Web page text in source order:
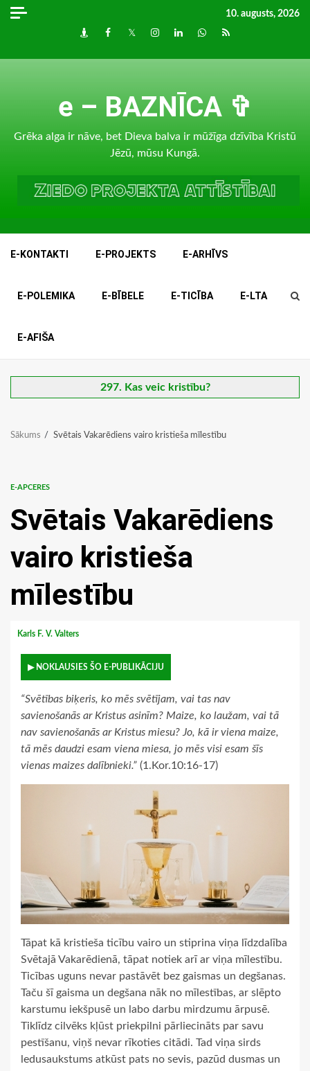
Skip
10. augusts, 2026
DraugiemFacebook
TwitterInstagram
LinkedInwhatsapp
RSS
e – BAZNĪCA ✞
Grēka alga ir nāve, bet Dieva balva ir mūžīga dzīvība Kristū
Jēzū, mūsu Kungā.
E-KONTAKTI E-PROJEKTS E-ARHĪVS
E-POLEMIKA E-BĪBELE E-TICĪBA E-LTA
E-AFIŠA
297. Kas veic kristību?
Sākums Svētais Vakarēdiens vairo kristieša mīlestību
E-APCERES
Svētais Vakarēdiens
vairo kristieša
mīlestību
Karls F. V. Valters
▶ NOKLAUSIES ŠO E-PUBLIKĀCIJU
“Svētības biķeris, ko mēs svētījam, vai tas nav
savienošanās ar Kristus asinīm? Maize, ko laužam, vai tā
nav savienošanās ar Kristus miesu? Jo, kā ir viena maize,
tā mēs daudzi esam viena miesa, jo mēs visi esam šīs
vienas maizes dalībnieki.” (1.Kor.10:16-17)
Tāpat kā kristieša ticību vairo un stiprina viņa līdzdalība
Svētajā Vakarēdienā, tāpat notiek arī ar viņa mīlestību.
Ticības uguns nevar pastāvēt bez gaismas un degšanas.
Taču šī gaisma un degšana nāk no mīlestības, ar slēpto
karstumu iekšpusē un labo darbu mirdzumu ārpusē.
Tiklīdz cilvēks kļūst priekpilni pārliecināts par savu
pestīšanu, viņš nevar rīkoties citādi. Tad viņa sirds
ledusaukstums atkūst pats no sevis, pazūd dusmas un